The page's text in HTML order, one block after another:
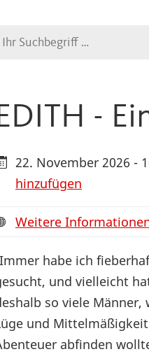
-
22. November 2026 -
hinzufügen
Weitere
habe ich
und vielleicht
so viele
und
abfinden